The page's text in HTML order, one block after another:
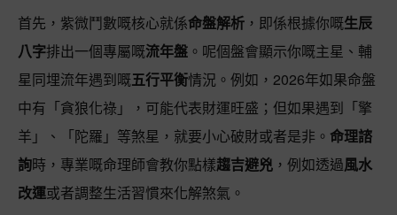
首先，紫微鬥數嘅核心就係命盤解析 ，即係根據你嘅生辰
八字排出一個專屬嘅流年盤 。呢個盤會顯示你嘅主星、輔
星同埋流年遇到嘅五行平衡情況。例如，2026年如果命盤
中有「貪狼化祿」，可能代表財運旺盛；但如果遇到「擎
羊」、「陀羅」等煞星，就要小心破財或者是非。 命理諮
詢時，專業嘅命理師會教你點樣趨吉避兇 ，例如透過風水
改運或者調整生活習慣來化解煞氣。